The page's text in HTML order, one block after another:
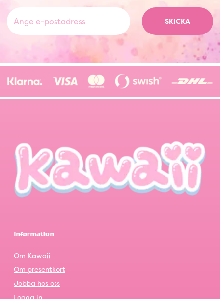
SKICKA
Information
Om Kawaii
Om presentkort
Jobba hos oss
Logga in